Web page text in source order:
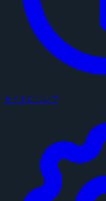
サイトについて